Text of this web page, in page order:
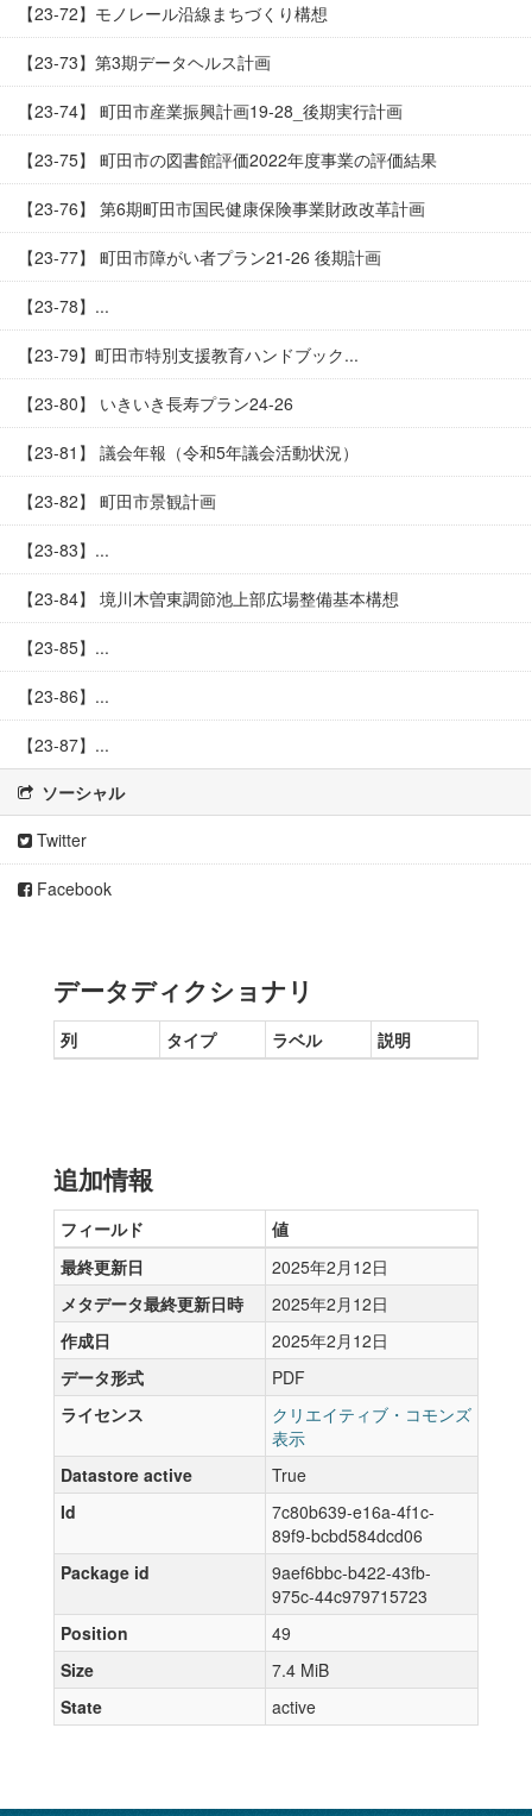
【23-72】モノレール沿線まちづくり構想
【23-73】第3期データヘルス計画
【23-74】 町田市産業振興計画19-28_後期実行計画
【23-75】 町田市の図書館評価2022年度事業の評価結果
【23-76】 第6期町田市国民健康保険事業財政改革計画
【23-77】 町田市障がい者プラン21-26 後期計画
【23-78】...
【23-79】町田市特別支援教育ハンドブック...
【23-80】 いきいき長寿プラン24-26
【23-81】 議会年報（令和5年議会活動状況）
【23-82】 町田市景観計画
【23-83】...
【23-84】 境川木曽東調節池上部広場整備基本構想
【23-85】...
【23-86】...
【23-87】...
ソーシャル
Twitter
Facebook
データディクショナリ
列 タイプ ラベル 説明
追加情報
フィールド
値
最終更新日
2025年2月12日
メタデータ最終更新日時
2025年2月12日
作成日
2025年2月12日
データ形式
PDF
ライセンス
クリエイティブ・コモンズ
表示
Datastore active
True
Id
7c80b639-e16a-4f1c-
89f9-bcbd584dcd06
Package id
9aef6bbc-b422-43fb-
975c-44c979715723
Position
49
Size
7.4 MiB
State
active